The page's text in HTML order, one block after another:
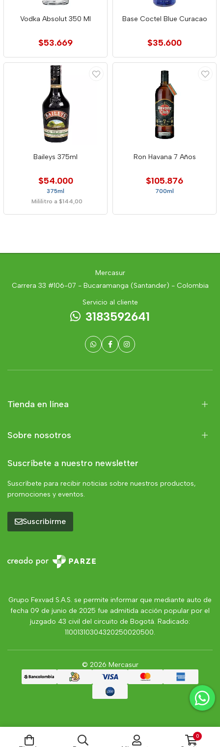
Vodka Absolut 350 Ml
$53.669
Base Coctel Blue Curacao
$35.600
Baileys 375ml
$54.000
375ml
Mililitro a $144,00
Ron Havana 7 Años
$105.876
700ml
Mercasur
Carrera 33 #106-07 - Bucaramanga (Santander) - Colombia
Servicio al cliente
3183592641
Tienda en línea
Sobre nosotros
Suscríbete a nuestro newsletter
Suscríbete para recibir noticias sobre nuestros productos,
promociones y eventos.
Suscribirme
Grupo Fexvad S.A.S. se permite informar que mediante auto de
fecha 09 de junio de 2025 fue admitida acción popular por el
juzgado 43 civil del circuito de Bogotá. Radicado:
11001310304320250020500.
© 2026 Mercasur
0